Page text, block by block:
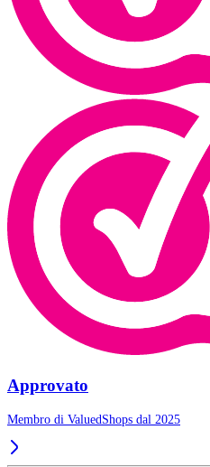
Approvato
Membro di ValuedShops dal 2025